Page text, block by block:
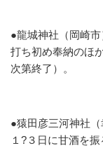
●龍城神社（岡崎市
打ち初め奉納のほ
次第終了）。
●猿田彦三河神社（
１?３日に甘酒を振